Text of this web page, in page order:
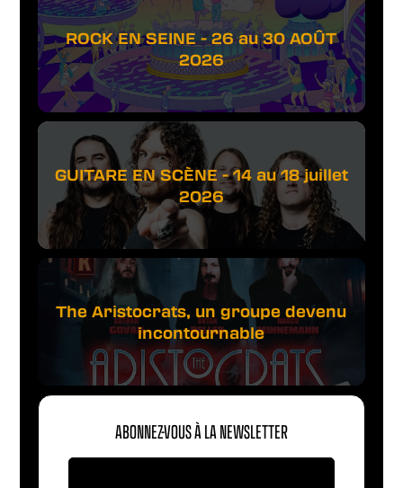
ROCK EN SEINE - 26 au 30 AOÛT
2026
GUITARE EN SCÈNE - 14 au 18 juillet
2026
The Aristocrats, un groupe devenu
incontournable
ABONNEZ-VOUS À LA NEWSLETTER